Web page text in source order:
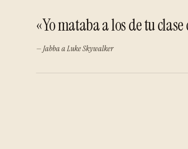
«Yo mataba a los de tu
— Jabba a Luke Skywalker